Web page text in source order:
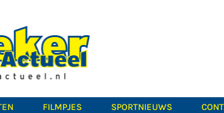
FILMPJES SPORTNIEUWS